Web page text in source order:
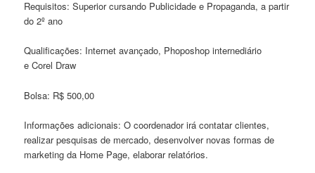
Requisitos: Superior cursando Publicidade e Propaganda, a partir
do 2º ano
Qualificações: Internet avançado, Phoposhop internediário
e Corel Draw
Bolsa: R$ 500,00
Informações adicionais: O coordenador irá contatar clientes,
realizar pesquisas de mercado, desenvolver novas formas de
marketing da Home Page, elaborar relatórios.